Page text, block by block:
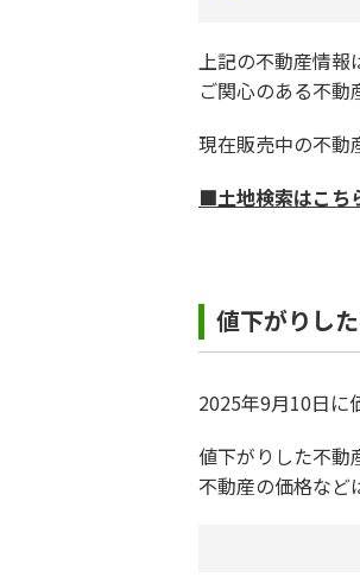
上記の不動産情報
ご関心のある不動
現在販売中の不動
■土地検索はこち
値下がりし
2025年9月10日に
値下がりした不動
不動産の価格など